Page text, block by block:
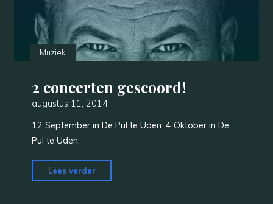
Muziek
2 concerten gescoord!
augustus 11, 2014
12 September in De Pul te Uden: 4 Oktober in De
Pul te Uden:
Lees verder
concerten